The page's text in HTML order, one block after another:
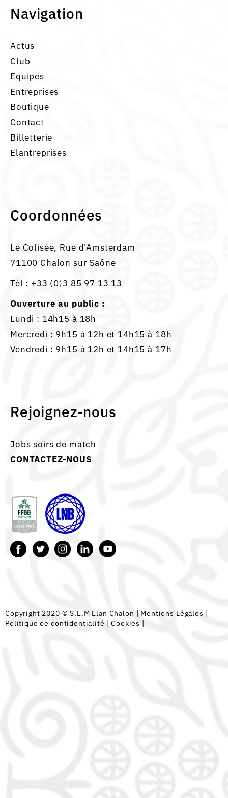
Navigation
Actus
Club
Equipes
Entreprises
Boutique
Contact
Billetterie
Elantreprises
Coordonnées
Le Colisée, Rue d'Amsterdam
71100 Chalon sur Saône
Tél : +33 (0)3 85 97 13 13
Ouverture au public :
Lundi : 14h15 à 18h
Mercredi : 9h15 à 12h et 14h15 à 18h
Vendredi : 9h15 à 12h et 14h15 à 17h
Rejoignez-nous
Jobs soirs de match
CONTACTEZ-NOUS
Copyright 2020 © S.E.M Elan Chalon | Mentions Légales |
Politique de confidentialité |Cookies |